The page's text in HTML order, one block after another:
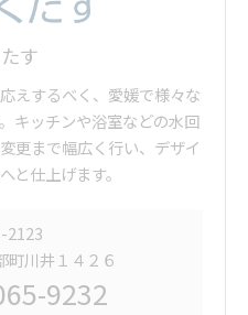
す
えするべく、愛媛で様々な
キッチンや浴室などの水回
更まで幅広く行い、デザイ
と仕上げます。
2123
町川井１４２６
9232